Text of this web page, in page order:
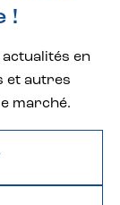
!
en
et autres
marché.